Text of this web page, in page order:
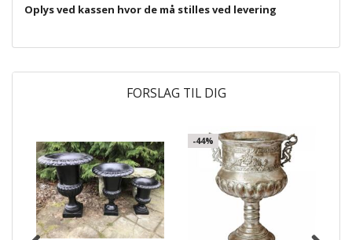
Oplys ved kassen hvor de må stilles ved levering
FORSLAG TIL DIG
-44%